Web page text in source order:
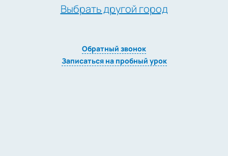
Выбрать другой город
Обратный звонок
Записаться на пробный урок